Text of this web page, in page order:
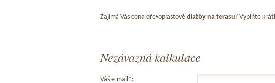
Zajímá Vás cena dřevoplastové dlažby na terasu ? Vyplňte
Nezávazná kalkulace
Váš e-mail*: